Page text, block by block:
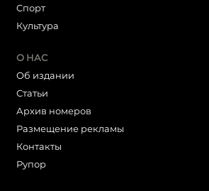
Cпорт
Культура
О НАС
Об издании
Статьи
Архив номеров
Размещение рекламы
Контакты
Рупор